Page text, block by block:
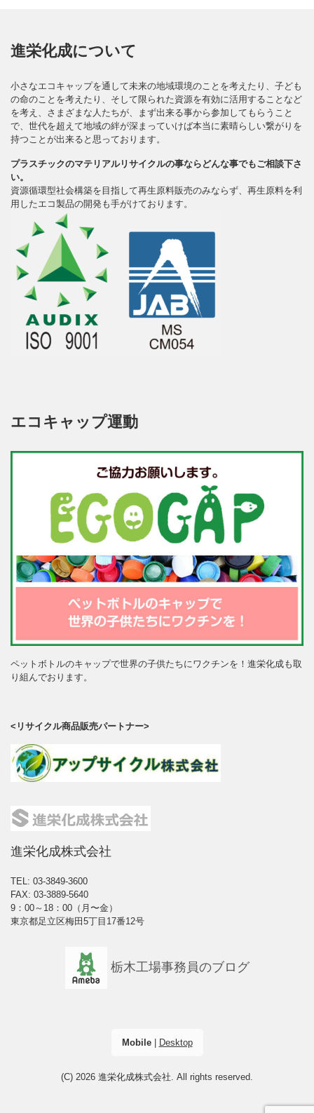
進栄化成について
小さなエコキャップを通して未来の地域環境のことを考えたり、子ども
の命のことを考えたり、そして限られた資源を有効に活用することなど
を考え、さまざまな人たちが、まず出来る事から参加してもらうこと
で、世代を超えて地域の絆が深まっていけば本当に素晴らしい繋がりを
持つことが出来ると思っております。
プラスチックのマテリアルリサイクルの事ならどんな事でもご相談下さ
い。
資源循環型社会構築を目指して再生原料販売のみならず、再生原料を利
用したエコ製品の開発も手がけております。
エコキャップ運動
ペットボトルのキャップで世界の子供たちにワクチンを！進栄化成も取
り組んでおります。
<リサイクル商品販売パートナー>
進栄化成株式会社
TEL: 03-3849-3600
FAX: 03-3889-5640
9：00～18：00（月〜金）
東京都足立区梅田5丁目17番12号
栃木工場事務員のブログ
Mobile| Desktop
(C) 2026 進栄化成株式会社. All rights reserved.